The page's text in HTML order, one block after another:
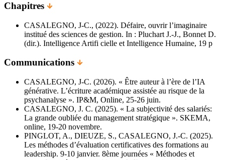
Chapitres
CASALEGNO, J-C., (2022). Défaire, ouvrir l’imaginaire
institué des sciences de gestion. In : Pluchart J.-J., Bonnet D.
(dir.). Intelligence Artifi cielle et Intelligence Humaine, 19 p
Communications
CASALEGNO, J-C. (2026). « Être auteur à l’ère de l’IA
générative. L’écriture académique assistée au risque de la
psychanalyse ». IP&M, Online, 25-26 juin.
CASALEGNO, J. C. (2025). « La subjectivité des salariés:
La grande oubliée du management stratégique ». SKEMA,
online, 19-20 novembre.
PINGLOT, A., DIEUZE, S., CASALEGNO, J.-C. (2025).
Les méthodes d’évaluation certificatives des formations au
leadership. 9-10 janvier. 8ème journées « Méthodes et